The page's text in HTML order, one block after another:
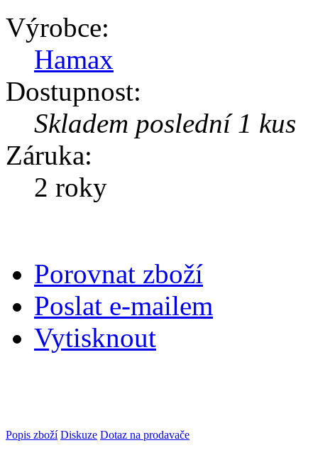
Výrobce:
Hamax
Dostupnost:
Skladem poslední 1 kus
Záruka:
2 roky
Porovnat zboží
Poslat e-mailem
Vytisknout
Popis zboží Diskuze Dotaz na prodavače